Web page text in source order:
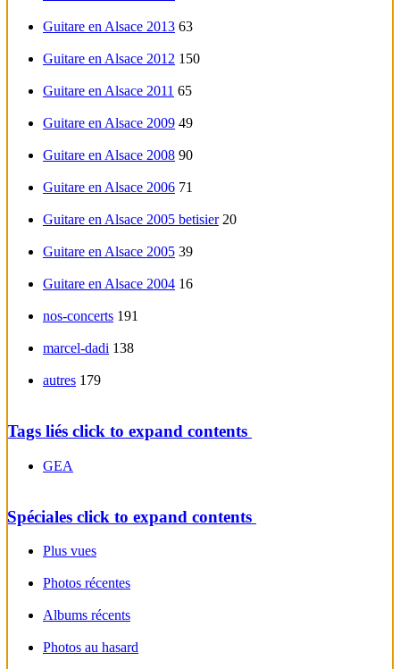
Guitare en Alsace 2013 63
Guitare en Alsace 2012 150
Guitare en Alsace 2011 65
Guitare en Alsace 2009 49
Guitare en Alsace 2008 90
Guitare en Alsace 2006 71
Guitare en Alsace 2005 betisier 20
Guitare en Alsace 2005 39
Guitare en Alsace 2004 16
nos-concerts 191
marcel-dadi 138
autres 179
Tags liés click to expand contents
GEA
Spéciales click to expand contents
Plus vues
Photos récentes
Albums récents
Photos au hasard